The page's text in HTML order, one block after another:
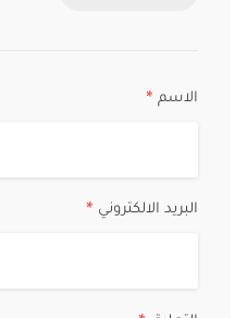
الاسم *
البريد الالكتروني *